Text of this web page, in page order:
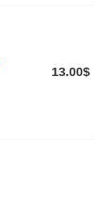
13.00$